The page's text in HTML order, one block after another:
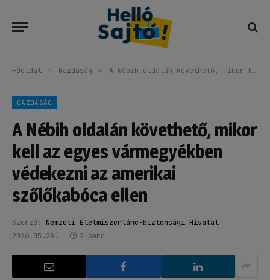
Főoldal » Gazdaság » A Nébih oldalán követhető, mikor kell az egyes vármegyékben védekezni az amerikai szőlőkabóca ellen
GAZDASÁG
A Nébih oldalán követhető, mikor
kell az egyes vármegyékben
védekezni az amerikai
szőlőkabóca ellen
Szerző: Nemzeti Élelmiszerlánc-biztonsági Hivatal
2026.05.28.
2 perc